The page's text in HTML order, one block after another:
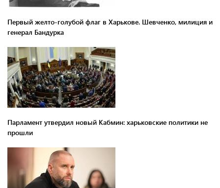
Первый желто-голубой флаг в Харькове. Шевченко, милиция и
генерал Бандурка
Парламент утвердил новый Кабмин: харьковские политики не
прошли